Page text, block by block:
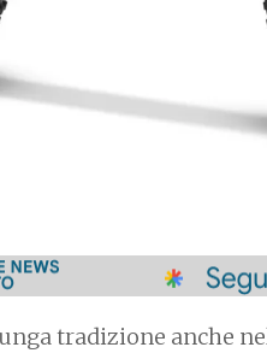
tradizione anche